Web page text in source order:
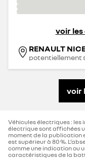
voir
potentiellement
voir
Véhicules électriques :
électrique sont affichées
moment de la publication
est supérieur à 80 %.
comme une indication ou
caractéristiques de la